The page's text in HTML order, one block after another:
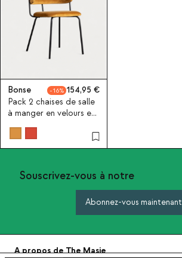
Bonse 16
154,95
Pack 2 chaises de salle
à manger en velours et
métal Bonse
Souscrivez-vous à notre
Abonnez-vous maintenant
A propos de The Masie